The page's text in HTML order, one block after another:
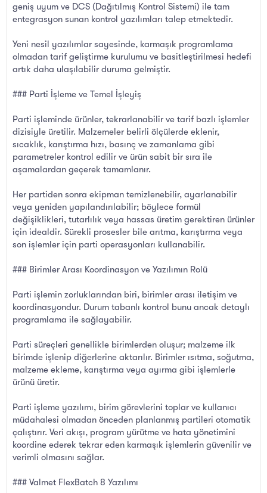
geniş uyum ve DCS (Dağıtılmış Kontrol Sistemi) ile tam
entegrasyon sunan kontrol yazılımları talep etmektedir.
Yeni nesil yazılımlar sayesinde, karmaşık programlama
olmadan tarif geliştirme kurulumu ve basitleştirilmesi hedefi
artık daha ulaşılabilir duruma gelmiştir.
### Parti İşleme ve Temel İşleyiş
Parti işleminde ürünler, tekrarlanabilir ve tarif bazlı işlemler
dizisiyle üretilir. Malzemeler belirli ölçülerde eklenir,
sıcaklık, karıştırma hızı, basınç ve zamanlama gibi
parametreler kontrol edilir ve ürün sabit bir sıra ile
aşamalardan geçerek tamamlanır.
Her partiden sonra ekipman temizlenebilir, ayarlanabilir
veya yeniden yapılandırılabilir; böylece formül
değişiklikleri, tutarlılık veya hassas üretim gerektiren ürünler
için idealdir. Sürekli prosesler bile arıtma, karıştırma veya
son işlemler için parti operasyonları kullanabilir.
### Birimler Arası Koordinasyon ve Yazılımın Rolü
Parti işlemin zorluklarından biri, birimler arası iletişim ve
koordinasyondur. Durum tabanlı kontrol bunu ancak detaylı
programlama ile sağlayabilir.
Parti süreçleri genellikle birimlerden oluşur; malzeme ilk
birimde işlenip diğerlerine aktarılır. Birimler ısıtma, soğutma,
malzeme ekleme, karıştırma veya ayırma gibi işlemlerle
ürünü üretir.
Parti işleme yazılımı, birim görevlerini toplar ve kullanıcı
müdahalesi olmadan önceden planlanmış partileri otomatik
çalıştırır. Veri akışı, program yürütme ve hata yönetimini
koordine ederek tekrar eden karmaşık işlemlerin güvenilir ve
verimli olmasını sağlar.
### Valmet FlexBatch 8 Yazılımı